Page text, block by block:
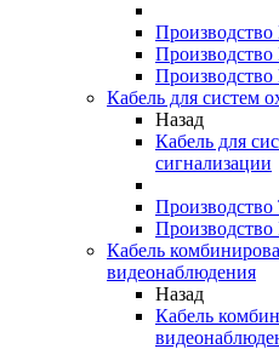
Производство
Кабель для систем
Назад
Кабель для
сигнализации
Кабель
видеонаблюдения
Назад
Кабель